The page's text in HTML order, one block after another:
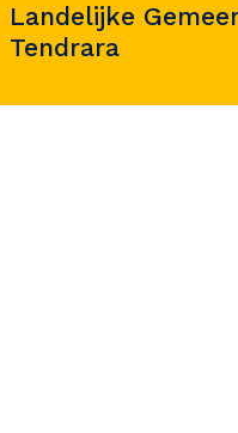
Landelijke
Tendrara